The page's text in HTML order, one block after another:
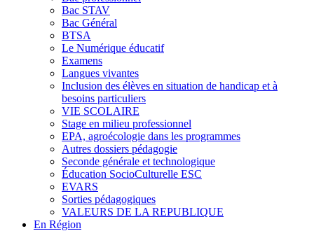
Bac STAV
Bac Général
BTSA
Le Numérique éducatif
Examens
Langues vivantes
Inclusion des élèves en situation de handicap et à
besoins particuliers
VIE SCOLAIRE
Stage en milieu professionnel
EPA, agroécologie dans les programmes
Autres dossiers pédagogie
Seconde générale et technologique
Éducation SocioCulturelle ESC
EVARS
Sorties pédagogiques
VALEURS DE LA REPUBLIQUE
En Région